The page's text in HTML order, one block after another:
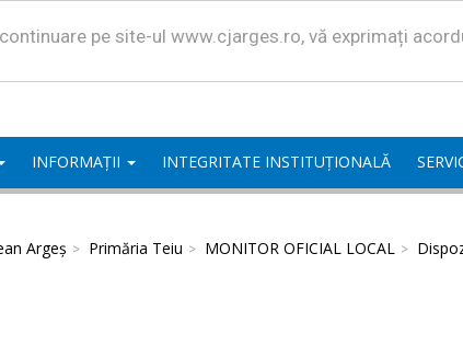
pe site-ul www.cjarges.ro, vă exprimați
INFORMAȚII INTEGRITATE INSTITUȚIONALĂ
Argeș Primăria Teiu MONITOR OFICIAL LOCAL